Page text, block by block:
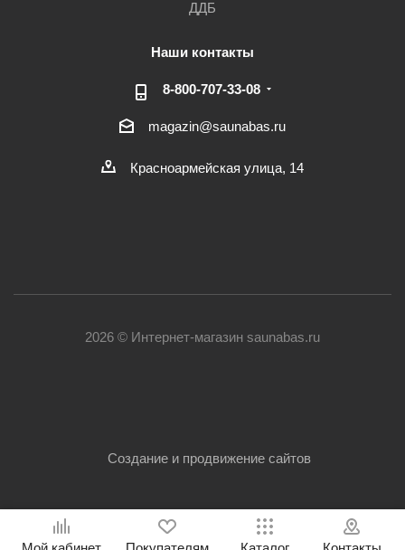
ДДБ
Наши контакты
8-800-707-33-08
magazin@saunabas.ru
Красноармейская улица, 14
2026 © Интернет-магазин saunabas.ru
Создание и продвижение сайтов